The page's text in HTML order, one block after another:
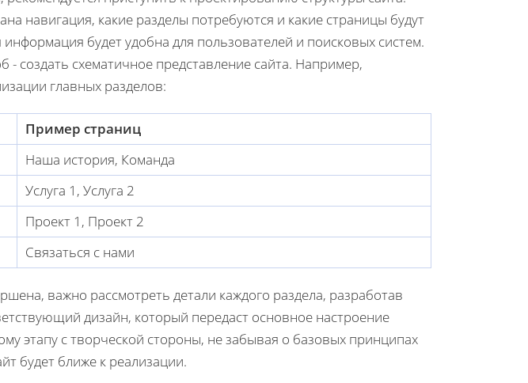
навигация, какие разделы потребуются и какие страницы будут
будет удобна для пользователей и поисковых систем.
- создать схематичное представление сайта. Например,
главных разделов:
Пример страниц
Наша история, Команда
Услуга 1, Услуга 2
Проект 1, Проект 2
Связаться с нами
важно рассмотреть детали каждого раздела, разработав
дизайн, который передаст основное настроение
этапу с творческой стороны, не забывая о базовых принципах
будет ближе к реализации.